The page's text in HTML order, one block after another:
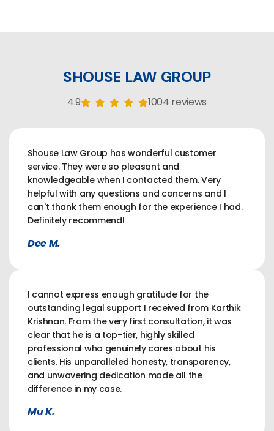
SHOUSE LAW GROUP
4.9 1004 reviews
Shouse Law Group has wonderful customer
service. They were so pleasant and
knowledgeable when I contacted them. Very
helpful with any questions and concerns and I
can't thank them enough for the experience I had.
Definitely recommend!
Dee M.
I cannot express enough gratitude for the
outstanding legal support I received from Karthik
Krishnan. From the very first consultation, it was
clear that he is a top-tier, highly skilled
professional who genuinely cares about his
clients. His unparalleled honesty, transparency,
and unwavering dedication made all the
difference in my case.
Mu K.